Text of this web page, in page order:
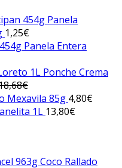
Panela
1,25€
Panela Entera
Ponche Crema
€
Mexavila 85g 4,80€
1L 13,80€
Coco Rallado